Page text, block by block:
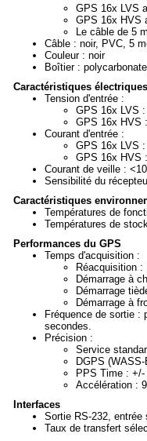
GPS 16x LVS
GPS 16x HVS
Le câble de 5
Câble : noir, PVC, 5
Couleur : noir
Boîtier :
Caractéristiques électriques
Tension d'entrée :
GPS 16x LVS
GPS 16x HVS
Courant d'entrée :
GPS 16x LVS
GPS 16x HVS
Courant de veille :
Sensibilité du
Caractéristiques
Températures de
Températures de
Performances du GPS
Temps d'acquisition :
Réacquisition
Démarrage à
Démarrage
Démarrage à
Fréquence de sortie :
secondes.
Précision :
Service
DGPS
PPS Time :
Accélération :
Interfaces
Sortie RS-232,
Taux de transfert